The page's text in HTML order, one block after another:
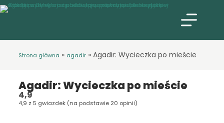
Strona główna » agadir» Agadir: Wycieczka po mieście
Agadir: Wycieczka po mieście
4,9
4,9 z 5 gwiazdek (na podstawie 20 opinii)